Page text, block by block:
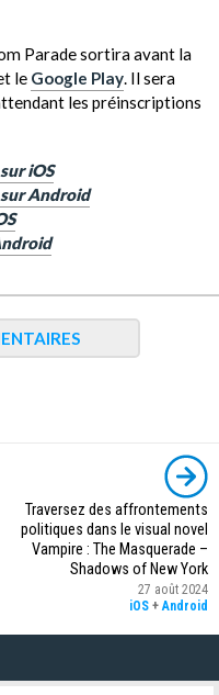
Parade sortira avant la
le Google Play. Il sera
les préinscriptions
iOS
sur Android
Traversez des affrontements
politiques dans le visual novel
Vampire : The Masquerade –
Shadows of New York
27 août 2024
iOS +Android